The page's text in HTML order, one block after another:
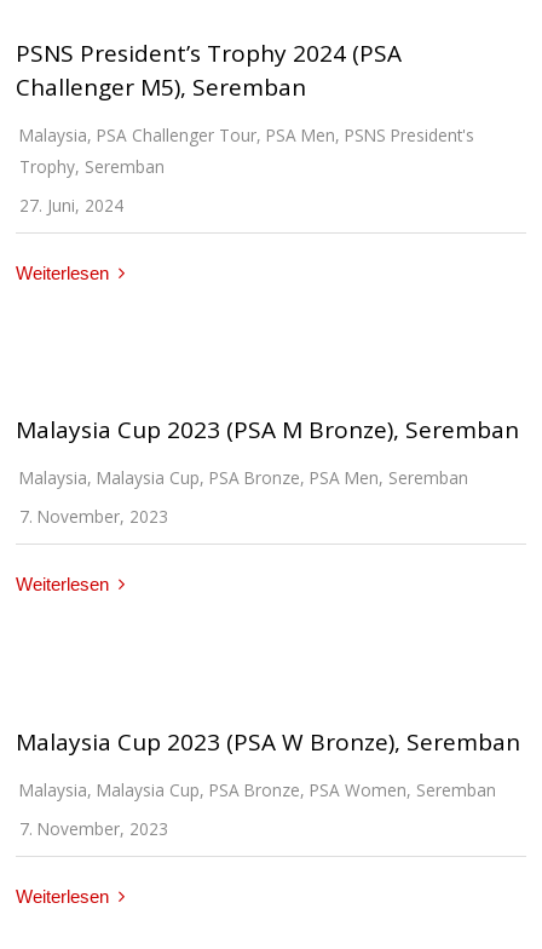
PSNS President’s Trophy 2024 (PSA
Challenger M5), Seremban
Malaysia, PSA Challenger Tour, PSA Men, PSNS President's
Trophy, Seremban
27. Juni, 2024
Weiterlesen
Malaysia Cup 2023 (PSA M Bronze), Seremban
Malaysia, Malaysia Cup, PSA Bronze, PSA Men, Seremban
7. November, 2023
Weiterlesen
Malaysia Cup 2023 (PSA W Bronze), Seremban
Malaysia, Malaysia Cup, PSA Bronze, PSA Women, Seremban
7. November, 2023
Weiterlesen